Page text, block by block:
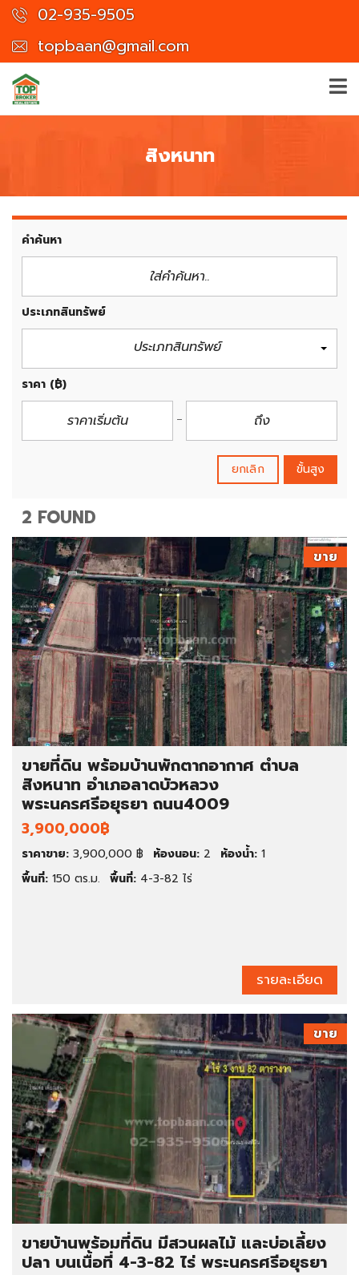
02-935-9505
topbaan@gmail.com
สิงหนาท
คำค้นหา
ประเภทสินทรัพย์
ประเภทสินทรัพย์
ราคา (฿)
ยกเลิก ขั้นสูง
2 FOUND
ขาย
ขายที่ดิน พร้อมบ้านพักตากอากาศ ตำบล
สิงหนาท อำเภอลาดบัวหลวง
พระนครศรีอยุธยา ถนน4009
3,900,000฿
ราคาขาย: 3,900,000 ฿ ห้องนอน: 2 ห้องน้ำ: 1
พื้นที่: 150 ตร.ม. พื้นที่: 4-3-82 ไร่
รายละเอียด
ขาย
ขายบ้านพร้อมที่ดิน มีสวนผลไม้ และบ่อเลี้ยง
ปลา บนเนื้อที่ 4-3-82 ไร่ พระนครศรีอยุธยา